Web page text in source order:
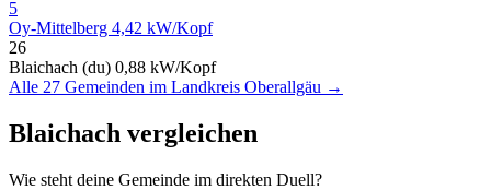
5
Oy-Mittelberg 4,42 kW/Kopf
26
Blaichach (du) 0,88 kW/Kopf
Alle 27 Gemeinden im Landkreis Oberallgäu →
Blaichach vergleichen
Wie steht deine Gemeinde im direkten Duell?